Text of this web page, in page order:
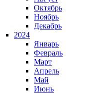
Октябрь
Ноябрь
Декабрь
2024
Январь
Февраль
Март
Апрель
Май
Июнь